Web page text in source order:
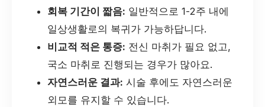
회복 기간이 짧음: 일반적으로 1-2주 내에
일상생활로의 복귀가 가능하답니다.
비교적 적은 통증: 전신 마취가 필요 없고,
국소 마취로 진행되는 경우가 많아요.
자연스러운 결과: 시술 후에도 자연스러운
외모를 유지할 수 있습니다.